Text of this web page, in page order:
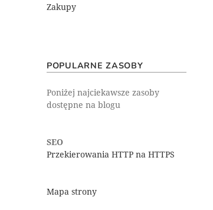
Zakupy
POPULARNE ZASOBY
Poniżej najciekawsze zasoby
dostępne na blogu
SEO
Przekierowania HTTP na HTTPS
Mapa strony